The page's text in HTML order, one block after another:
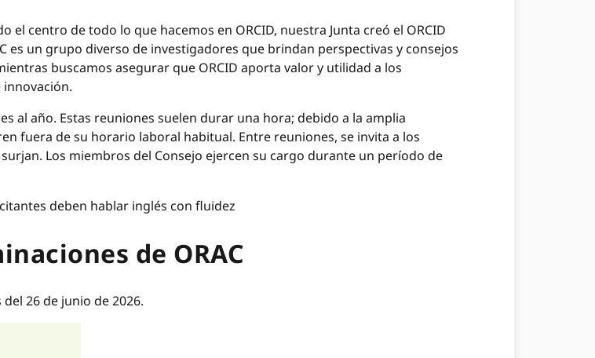
centro de todo lo que hacemos en ORCID, nuestra Junta creó el ORCID
es un grupo diverso de investigadores que brindan perspectivas y consejos
buscamos asegurar que ORCID aporta valor y utilidad a los
innovación.
al año. Estas reuniones suelen durar una hora; debido a la amplia
fuera de su horario laboral habitual. Entre reuniones, se invita a los
Los miembros del Consejo ejercen su cargo durante un período de
deben hablar inglés con fluidez
de ORAC
26 de junio de 2026.